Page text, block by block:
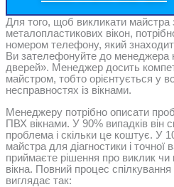
Для того, щоб викликати майстра
металопластикових вікон,
номером телефону, який
Ви зателефонуйте до менеджера
дверей». Менеджер досить
майстром, тобто орієнтується у
несправностях із вікнами.
Менеджеру потрібно описати
ПВХ вікнами. У 90% випадків він
проблема і скільки це коштує. У
майстра для діагностики і точної
приймаєте рішення про виклик
вікна. Повний процес
виглядає так: